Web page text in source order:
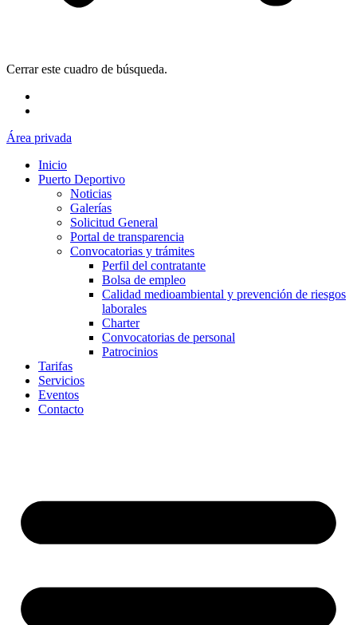
Cerrar este cuadro de búsqueda.
Área privada
Inicio
Puerto Deportivo
Noticias
Galerías
Solicitud General
Portal de transparencia
Convocatorias y trámites
Perfil del contratante
Bolsa de empleo
Calidad medioambiental y prevención de riesgos
laborales
Charter
Convocatorias de personal
Patrocinios
Tarifas
Servicios
Eventos
Contacto